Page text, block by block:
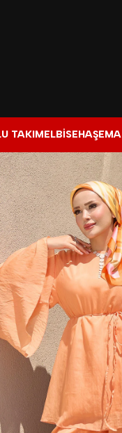
TAKIMELBİSEHAŞEMA